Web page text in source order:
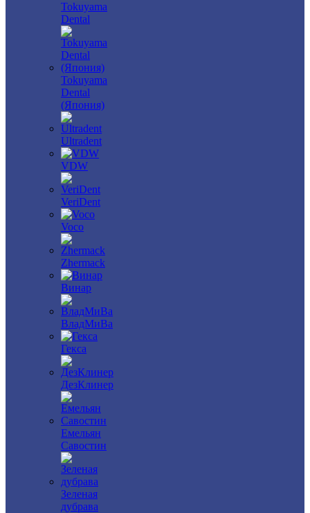
Tokuyama
Dental
Tokuyama
Dental
(Япония)
Ultradent
VDW
VeriDent
Voco
Zhermack
Винар
ВладМиВа
Гекса
ДезКлинер
Емельян
Савостин
Зеленая
дубрава